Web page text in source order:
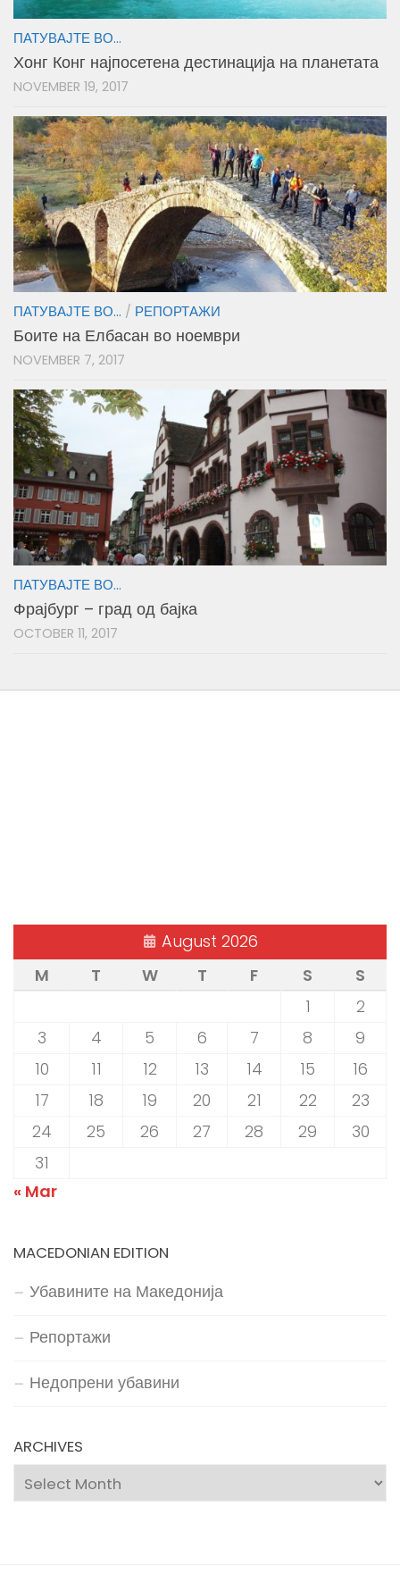
ПАТУВАЈТЕ ВО...
Хонг Конг најпосетена дестинација на планетата
NOVEMBER 19, 2017
ПАТУВАЈТЕ ВО... / РЕПОРТАЖИ
Боите на Елбасан во ноември
NOVEMBER 7, 2017
ПАТУВАЈТЕ ВО...
Фрајбург – град од бајка
OCTOBER 11, 2017
August 2026
M
T W T F S
S
1
2
3
4 5 6 7 8
9
10
11 12 13 14 15
16
17
18 19 20 21 22
23
24
25 26 27 28 29
30
31
« Mar
MACEDONIAN EDITION
Убавините на Македонија
Репортажи
Недопрени убавини
ARCHIVES
Archives